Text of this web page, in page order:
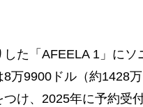
た「AFEELA 1」にソ
8万9900ドル（約1428
け、2025年に予約受